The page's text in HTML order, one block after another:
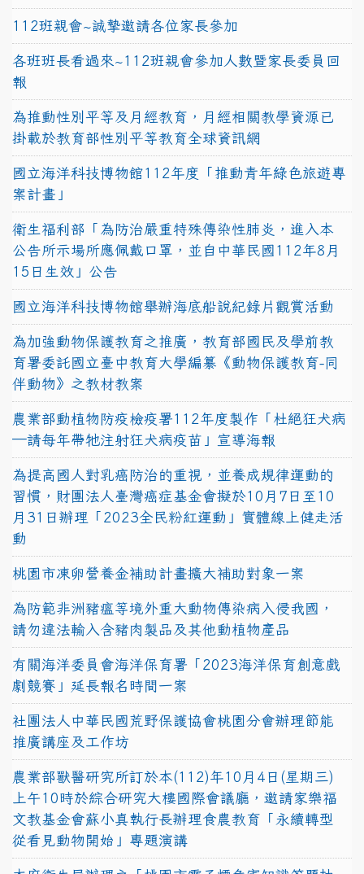
112班親會~誠摯邀請各位家長參加
各班班長看過來~112班親會參加人數暨家長委員回
報
為推動性別平等及月經教育，月經相關教學資源已
掛載於教育部性別平等教育全球資訊網
國立海洋科技博物館112年度「推動青年綠色旅遊專
案計畫」
衛生福利部「為防治嚴重特殊傳染性肺炎，進入本
公告所示場所應佩戴口罩，並自中華民國112年8月
15日生效」公告
國立海洋科技博物館舉辦海底船說紀錄片觀賞活動
為加強動物保護教育之推廣，教育部國民及學前教
育署委託國立臺中教育大學編纂《動物保護教育-同
伴動物》之教材教案
農業部動植物防疫檢疫署112年度製作「杜絕狂犬病
—請每年帶牠注射狂犬病疫苗」宣導海報
為提高國人對乳癌防治的重視，並養成規律運動的
習慣，財團法人臺灣癌症基金會擬於10月7日至10
月31日辦理「2023全民粉紅運動」實體線上健走活
動
桃園市凍卵營養金補助計畫擴大補助對象一案
為防範非洲豬瘟等境外重大動物傳染病入侵我國，
請勿違法輸入含豬肉製品及其他動植物產品
有關海洋委員會海洋保育署「2023海洋保育創意戲
劇競賽」延長報名時間一案
社團法人中華民國荒野保護協會桃園分會辦理節能
推廣講座及工作坊
農業部獸醫研究所訂於本(112)年10月4日(星期三)
上午10時於綜合研究大樓國際會議廳，邀請家樂福
文教基金會蘇小真執行長辦理食農教育「永續轉型
從看見動物開始」專題演講